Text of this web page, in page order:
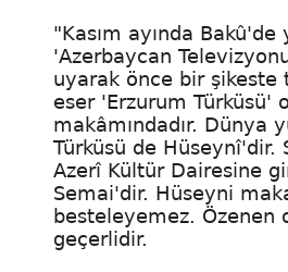
"Kasım ayında
'Azerbaycan
uyarak önce bir şikeste
eser 'Erzurum Türküsü'
makâmındadır. Dünya
Türküsü de Hüseynî'dir.
Azerî Kültür Dairesine
Semai'dir. Hüseyni
besteleyemez. Özenen
geçerlidir.